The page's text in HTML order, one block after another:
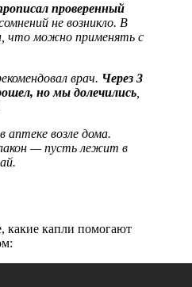
проверенный
не возникло. В
что можно применять с
врач. Через 3
но мы долечились
аптеке возле дома.
— пусть лежит в
какие капли помогают